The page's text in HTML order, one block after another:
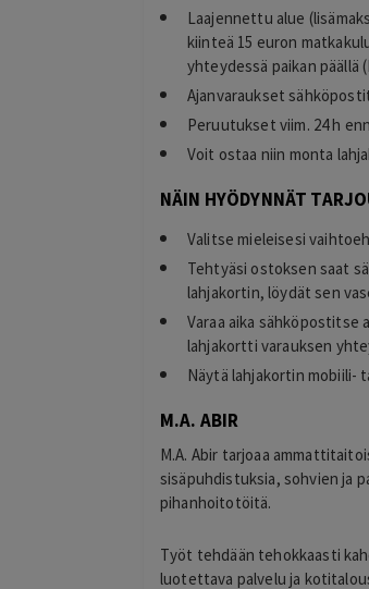
Laajennettu alue
kiinteä 15 euron
yhteydessä paikan päällä
Ajanvaraukset
Peruutukset viim. 24 h
Voit ostaa niin monta
NÄIN HYÖDYNNÄT
Valitse mieleisesi
Tehtyäsi ostoksen saat
lahjakortin, löydät sen
Varaa aika sähköpostitse
lahjakortti varauksen
Näytä lahjakortin mobiili-
M.A. ABIR
M.A. Abir tarjoaa
sisäpuhdistuksia, sohvien ja
pihanhoitotöitä.
Työt tehdään tehokkaasti
luotettava palvelu ja